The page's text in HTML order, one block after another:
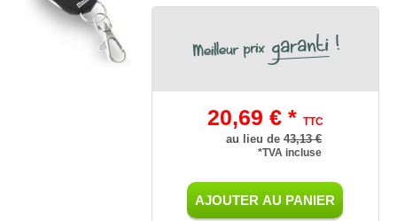
20,69 € * TTC
au lieu de 43,13 €
*TVA incluse
AJOUTER AU PANIER